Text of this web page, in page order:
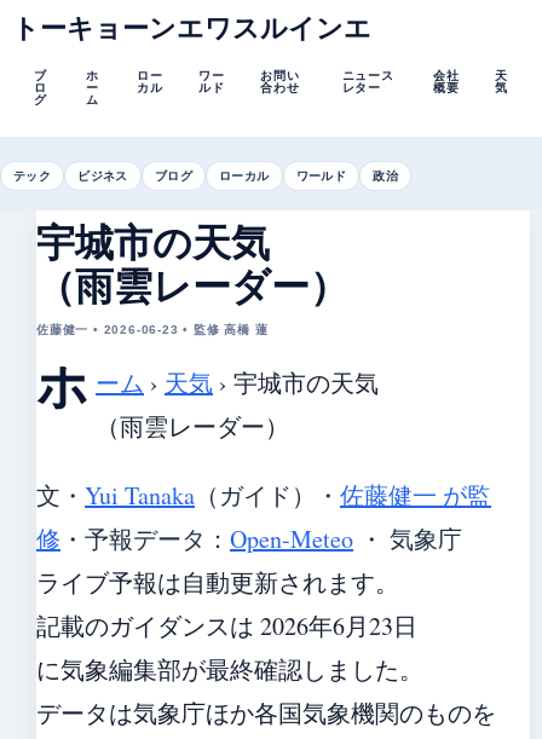
トーキョーンエワスルインエ
ブ
ロ
グ
ホ
ー
ム
ロー
カル
ワー
ルド
お問い
合わせ
ニュース
レター
会社
概要
天
気
テック ビジネス ブログ ローカル ワールド 政治
宇城市の天気
（雨雲レーダー）
佐藤健一 • 2026-06-23 • 監修 高橋 蓮
ホ ーム › 天気 › 宇城市の天気
（雨雲レーダー）
文・ Yui Tanaka （ガイド） ・ 佐藤健一 が監
修 ・ 予報データ： Open-Meteo ・ 気象庁
ライブ予報は自動更新されます。
記載のガイダンスは 2026年6月23日
に気象編集部が最終確認しました。
データは気象庁ほか各国気象機関のものを